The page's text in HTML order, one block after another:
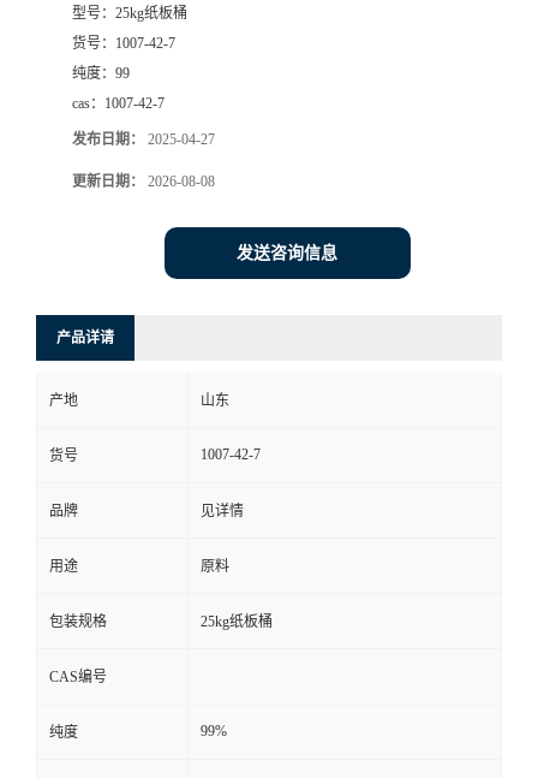
型号： 25kg纸板桶
货号： 1007-42-7
纯度： 99
cas： 1007-42-7
发布日期： 2025-04-27
更新日期： 2026-08-08
发送咨询信息
产品详请
产地 山东
货号 1007-42-7
品牌 见详情
用途 原料
包装规格 25kg纸板桶
CAS编号
纯度 99%